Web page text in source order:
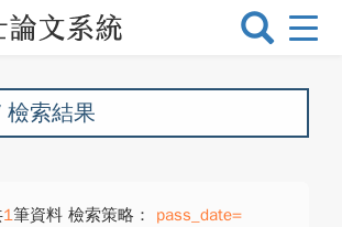
選
換
索結果
1筆資料 檢索策略：
pass_date=